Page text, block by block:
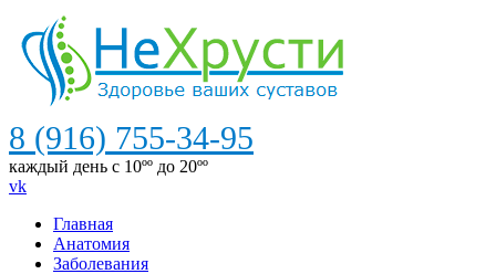
8 (916) 755-34-95
каждый день с 10ºº до 20ºº
vk
Главная
Анатомия
Заболевания